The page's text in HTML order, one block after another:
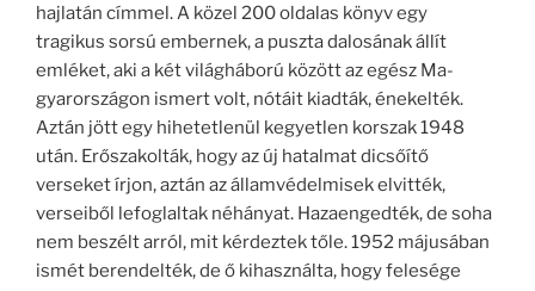
hajlatán címmel. A közel 200 oldalas könyv egy
tragikus sorsú em­bernek, a puszta dalosának állít
emléket, aki a két világ­háború között az egész Ma­
gyarországon ismert volt, nó­táit kiadták, énekelték.
Aztán jött egy hihetetlenül kegyetlen korszak 1948
után. Erősza­kolták, hogy az új hatalmat dicsőítő
verseket írjon, aztán az államvédelmisek elvitték,
verseiből lefoglaltak néhá­nyat. Hazaengedték, de soha
nem beszélt arról, mit kérdez­tek tőle. 1952 májusában
is­mét berendelték, de ő kihasz­nálta, hogy felesége